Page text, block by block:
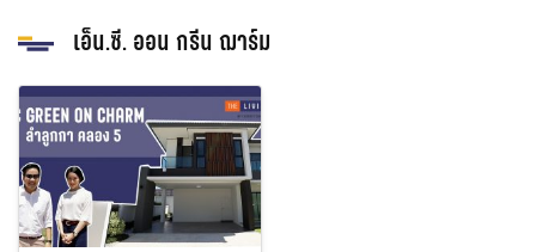
เอ็น.ซี. ออน กรีน ฌาร์ม